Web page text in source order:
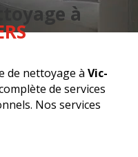
à
de nettoyage à Vic-
de services
Nos services